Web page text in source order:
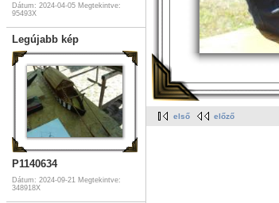
Dátum: 2024-04-05 Megtekintve:
95493X
Legújabb kép
P1140634
Dátum: 2024-09-21 Megtekintve:
348918X
első előző